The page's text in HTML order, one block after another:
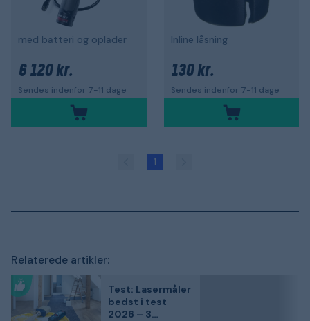
med batteri og oplader
6 120 kr.
Sendes indenfor 7-11 dage
Inline låsning
130 kr.
Sendes indenfor 7-11 dage
1
Relaterede artikler:
Test: Lasermåler
bedst i test
2026 – 3